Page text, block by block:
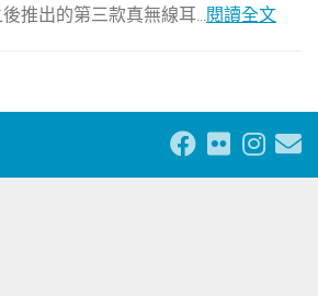
後推出的第三款真無線耳...閱讀全文